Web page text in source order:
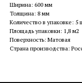
Ширина: 600 мм
Толщина: 8 мм
Количество в упаковке: 5
Площадь упаковки: 1,8 м2
Поверхность: Матовая
Страна производства: